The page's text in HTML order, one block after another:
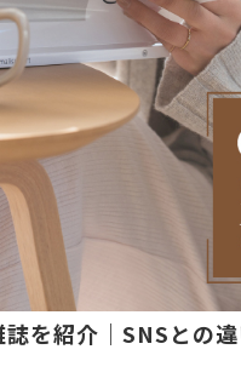
を紹介｜SNSとの